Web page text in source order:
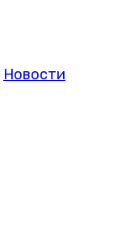
Новости